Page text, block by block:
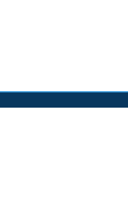
(Schweiz) AG 7680392520589